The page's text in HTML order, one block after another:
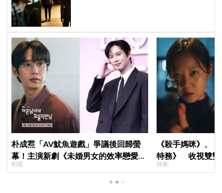
朴成焄「AV魷魚遊戲」爭議後回歸螢
幕！主演新劇《未婚男女的效率戀愛》
首度談復出心情：比以往更謹慎
明星
《殺手媽咪》、
特務》 收視雙雙
高！
韓劇